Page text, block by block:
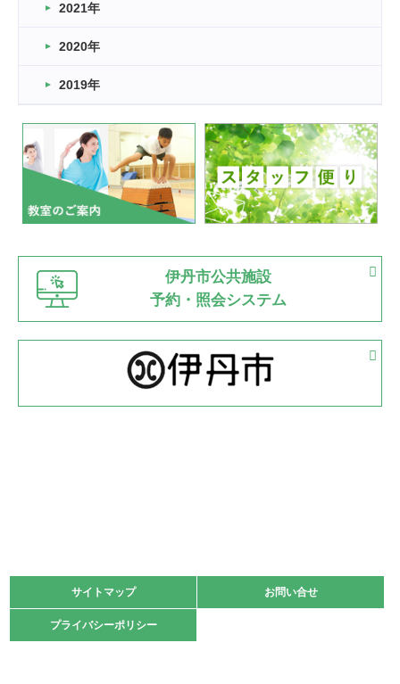
緑ケ丘体育館
2022.11.03
緑ケ丘体育館
いたっぼーる大会☆彡
緑ケ丘体育館
2022.07.03
市内総合体育大会が開始
緑ケ丘体育館 猪名川運動広場
古池運動広場
2022.06.12
県知事杯争奪バレーボール大会が開催
緑ケ丘体育館
2022.05.05
体育協会長杯 バドミントン競技の部
2022.05.22
緑ケ丘体育館
2021.10.23
卓球選手権大会ラージボールの部開催☆
2021年
2020年
2019年
伊丹市公共施設
予約・照会システム
サイトマップ お問い合せ
プライバシーポリシー
サイトマップ お問い合せ
プライバシーポリシー